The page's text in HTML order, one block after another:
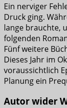
Ein nerviger
Druck ging.
lange brauchte,
folgenden
Fünf weitere
Dieses Jahr im
voraussichtlich
Planung ein
Autor wider